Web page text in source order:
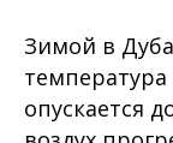
Зимой в
опускается